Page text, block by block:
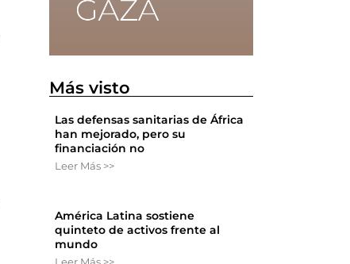
Más visto
Las defensas sanitarias de África
han mejorado, pero su
financiación no
Leer Más >>
América Latina sostiene
quinteto de activos frente al
mundo